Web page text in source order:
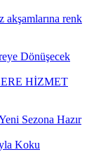
akşamlarına renk
Dönüşecek
HİZMET
Sezona Hazır
Koku